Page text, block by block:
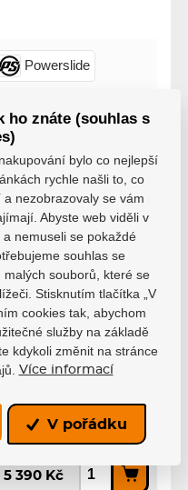
Powerslide
(9.6")
Iqon
3x 4x
80mm 100mm
5 390 Kč
ho znáte (souhlas s
bylo co nejlepší
rychle našli to, co
nezobrazovaly se vám
Abyste web viděli v
nemuseli se pokaždé
souhlas se
souborů, které se
Stisknutím tlačítka „V
cookies tak, abychom
služby na základě
kdykoli změnit na stránce
Více informací
V pořádku